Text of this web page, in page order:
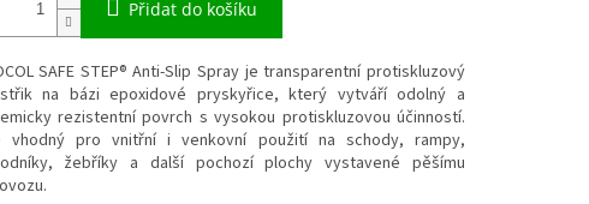
Přidat do košíku
SAFE STEP® Anti-Slip Spray je transparentní protiskluzový
na bázi epoxidové pryskyřice, který vytváří odolný a
rezistentní povrch s vysokou protiskluzovou účinností.
vhodný pro vnitřní i venkovní použití na schody, rampy,
žebříky a další pochozí plochy vystavené pěšímu